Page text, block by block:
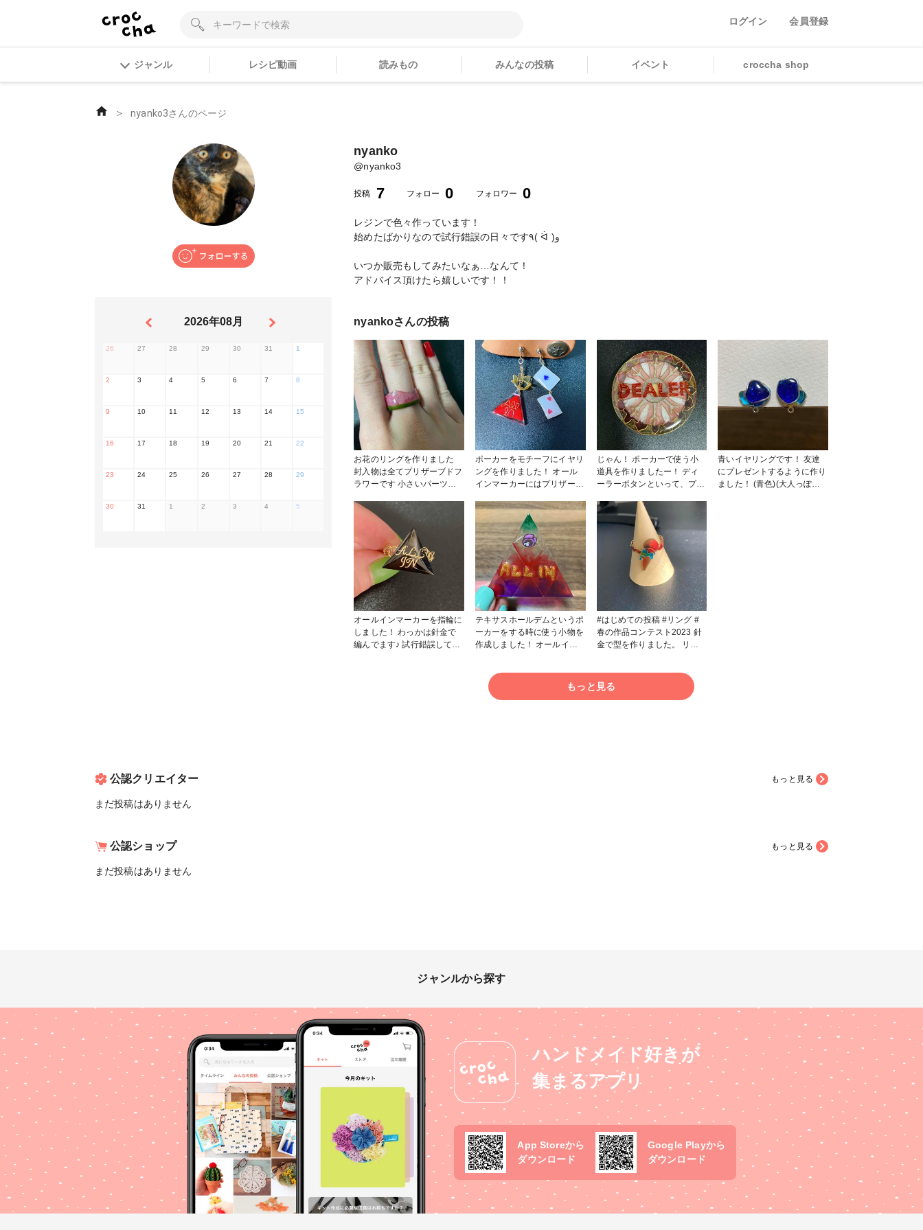
ログイン 会員登録
ジャンル レシピ動画 読みもの みんなの投稿 イベント croccha shop
＞ nyanko3さんのページ
2026年08月
26 27 28 29 30 31 1
2 3 4 5 6 7 8
9 10 11 12 13 14 15
16 17 18 19 20 21 22
23 24 25 26 27 28 29
30 31 1 2 3 4 5
nyanko
@nyanko3
投稿 7 フォロー 0 フォロワー 0
レジンで色々作っています！
始めたばかりなので試行錯誤の日々です٩( ᐛ )و
いつか販売もしてみたいなぁ…なんて！
アドバイス頂けたら嬉しいです！！
nyankoさんの投稿
お花のリングを作りました
封入物は全てプリザーブドフ
ラワーです 小さいパーツに
せる事が大変で、茎を入れた
り工夫しました！ まだまだ
改善の余地があるリングです
が、第一歩としてはよかった
のかなと思います♪ #母の日
コンテスト2023 #アクセサリ
ー部 #指輪#プリザーブドフ
ラワー
ポーカーをモチーフにイヤリ
ングを作りました！ オール
インマーカーにはプリザーブ
♪ 王冠を被せたのと、トラン
プを2連にしたのがこだわり
ポイントです！ イヤリング
は初めて作ったのでデザイン
を考えるのも楽しかった！！
またポーカーモチーフで作り
たいです！ #アクセサリー部
#イヤリング #ポーカー #ト
ランプ
じゃん！ ポーカーで使う小
道具を作りましたー！ ディ
ーラーボタンといって、プレ
カー的なものです！ 見やす
さを意識したり、ポーカーの
ゴージャス感を表現すること
を考えて作りました♪ 作成時
間の半分は針金触ってたか
な…笑 なかなか可愛いなっ
たのではないでしょうか！ #
春の作品コンテスト2023 #小
物・雑貨 #ポーカー
青いイヤリングです！ 友達
にプレゼントするように作り
ました！ (青色)(大人っぽい
オールインマーカーを指輪に
しました！ わっかは針金で
編んでます♪ 試行錯誤してま
テキサスホールデムというポ
ーカーをする時に使う小物を
作成しました！ オールイン
できます((*ﾟ∀ﾟ)) シールを使
ってちょっとホラー感を出し
#はじめての投稿 #リング #
春の作品コンテスト2023 針
金で型を作りました。 リン
もっと見る
公認クリエイター もっと見る
まだ投稿はありません
公認ショップ もっと見る
まだ投稿はありません
ジャンルから探す
ハンドメイド好きが
集まるアプリ
App Storeから
ダウンロード
Google Playから
ダウンロード